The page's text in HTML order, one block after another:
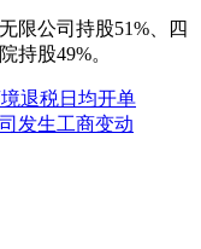
公司持股51%、四
持股49%。
退税日均开单
发生工商变动